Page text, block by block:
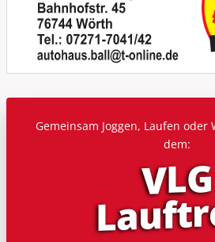
Gemeinsam Joggen, Laufen
dem:
VLG